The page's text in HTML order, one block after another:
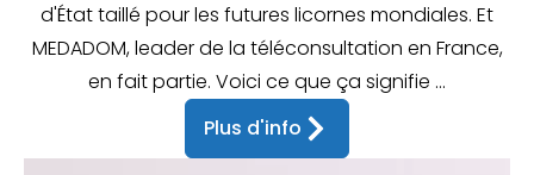
d'État taillé pour les futures licornes mondiales. Et
MEDADOM, leader de la téléconsultation en France,
en fait partie. Voici ce que ça signifie ...
Plus d'info